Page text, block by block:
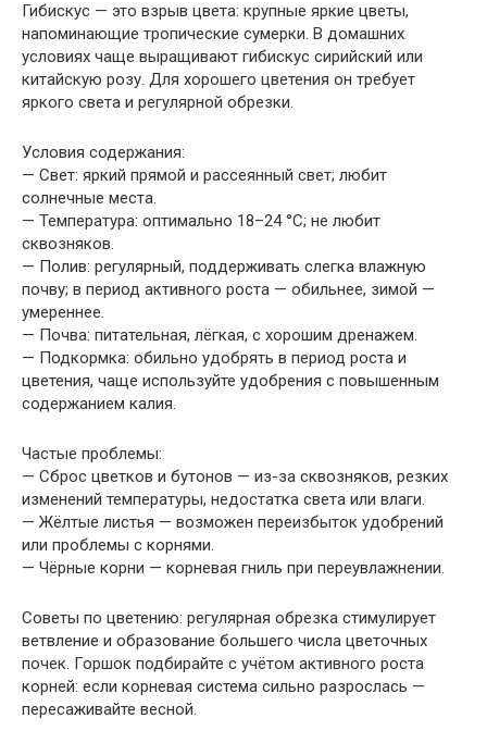
Гибискус — это взрыв цвета: крупные яркие цветы,
напоминающие тропические сумерки. В домашних
условиях чаще выращивают гибискус сирийский или
китайскую розу. Для хорошего цветения он требует
яркого света и регулярной обрезки.
Условия содержания:
— Свет: яркий прямой и рассеянный свет; любит
солнечные места.
— Температура: оптимально 18–24 °C; не любит
сквозняков.
— Полив: регулярный, поддерживать слегка влажную
почву; в период активного роста — обильнее, зимой —
умереннее.
— Почва: питательная, лёгкая, с хорошим дренажем.
— Подкормка: обильно удобрять в период роста и
цветения, чаще используйте удобрения с повышенным
содержанием калия.
Частые проблемы:
— Сброс цветков и бутонов — из-за сквозняков, резких
изменений температуры, недостатка света или влаги.
— Жёлтые листья — возможен переизбыток удобрений
или проблемы с корнями.
— Чёрные корни — корневая гниль при переувлажнении.
Советы по цветению: регулярная обрезка стимулирует
ветвление и образование большего числа цветочных
почек. Горшок подбирайте с учётом активного роста
корней: если корневая система сильно разрослась —
пересаживайте весной.